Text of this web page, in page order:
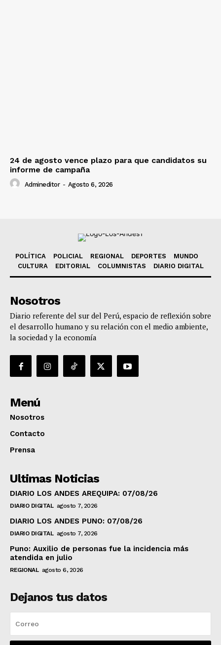
24 de agosto vence plazo para que candidatos su
informe de campaña
Admineditor - Agosto 6, 2026
POLÍTICA POLICIAL REGIONAL DEPORTES
MUNDO
CULTURA
EDITORIAL COLUMNISTAS DIARIO DIGITAL
Nosotros
Diario referente del sur del Perú, espacio de reflexión sobre
el desarrollo humano y su relación con el medio ambiente,
la sociedad y la economía
Menú
Nosotros
Contacto
Prensa
Ultimas Noticias
DIARIO LOS ANDES AREQUIPA: 07/08/26
DIARIO DIGITAL agosto 7, 2026
DIARIO LOS ANDES PUNO: 07/08/26
DIARIO DIGITAL agosto 7, 2026
Puno: Auxilio de personas fue la incidencia más
atendida en julio
REGIONAL agosto 6, 2026
Dejanos tus datos